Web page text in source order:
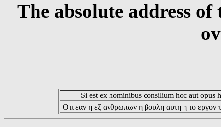
The absolute address
Si est ex hominibus consilium hoc aut opus
Οτι εαν η εξ ανθρωπων η βουλη αυτη η το εργον